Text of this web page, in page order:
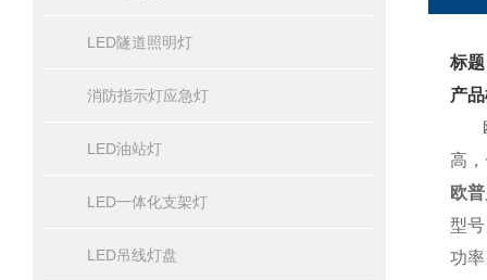
LED隧道照明灯
消防指示灯应急灯
LED油站灯
LED一体化支架灯
LED吊线灯盘
标
产
欧
高
欧
型
功